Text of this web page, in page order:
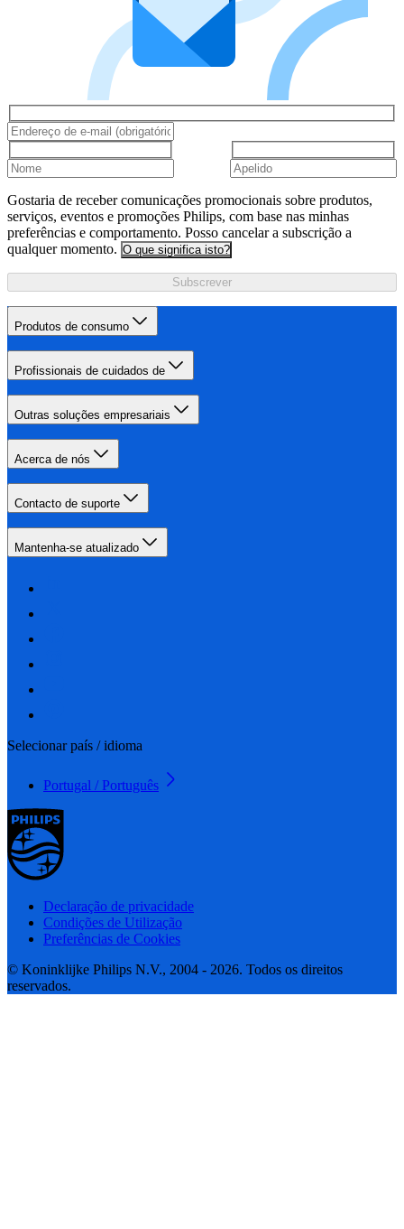
Gostaria de receber comunicações promocionais sobre produtos,
serviços, eventos e promoções Philips, com base nas minhas
preferências e comportamento. Posso cancelar a subscrição a
qualquer momento. O que significa isto?
Subscrever
Produtos de consumo
Profissionais de cuidados de
Outras soluções empresariais
Acerca de nós
Contacto de suporte
Mantenha-se atualizado
Selecionar país / idioma
Portugal / Português
Declaração de privacidade
Condições de Utilização
Preferências de Cookies
© Koninklijke Philips N.V., 2004 - 2026. Todos os direitos
reservados.